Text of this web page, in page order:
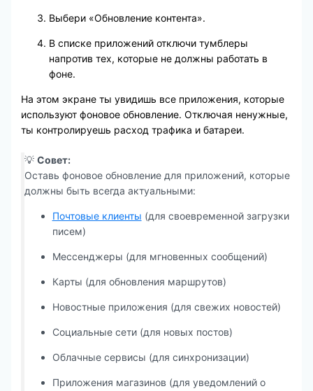
Выбери «Обновление контента».
В списке приложений отключи тумблеры
напротив тех, которые не должны работать в
фоне.
На этом экране ты увидишь все приложения, которые
используют фоновое обновление. Отключая ненужные,
ты контролируешь расход трафика и батареи.
💡 Совет:
Оставь фоновое обновление для приложений, которые
должны быть всегда актуальными:
Почтовые клиенты (для своевременной загрузки
писем)
Мессенджеры (для мгновенных сообщений)
Карты (для обновления маршрутов)
Новостные приложения (для свежих новостей)
Социальные сети (для новых постов)
Облачные сервисы (для синхронизации)
Приложения магазинов (для уведомлений о